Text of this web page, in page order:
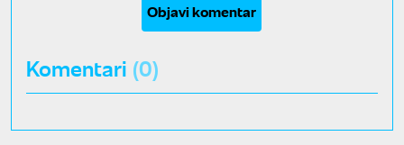
Objavi komentar
Komentari (0)